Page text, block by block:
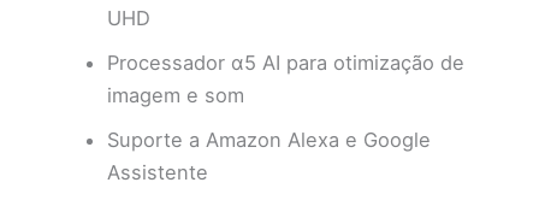
UHD
Processador α5 AI para otimização de
imagem e som
Suporte a Amazon Alexa e Google
Assistente